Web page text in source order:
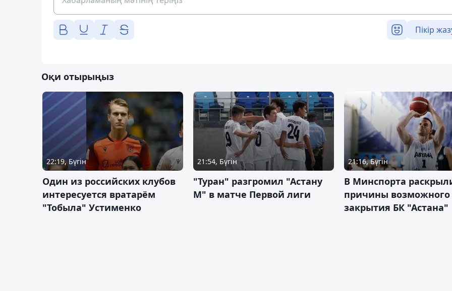
Пікір
Оқи отырыңыз
22:19, Бүгін
Один из российских клубов
интересуется вратарём
"Тобыла" Устименко
21:54, Бүгін
"Туран" разгромил "Астану
М" в матче Первой лиги
21:16, Бүгін
В Минспорта
причины возможного
закрытия БК "Астана"